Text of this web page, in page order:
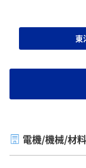
東
電機/機械/材